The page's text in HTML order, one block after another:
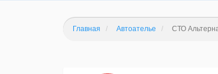
Главная Автоателье СТО